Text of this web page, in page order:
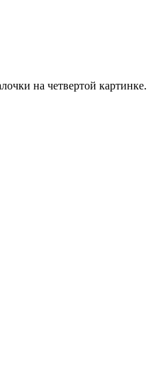
на четвертой картинке.